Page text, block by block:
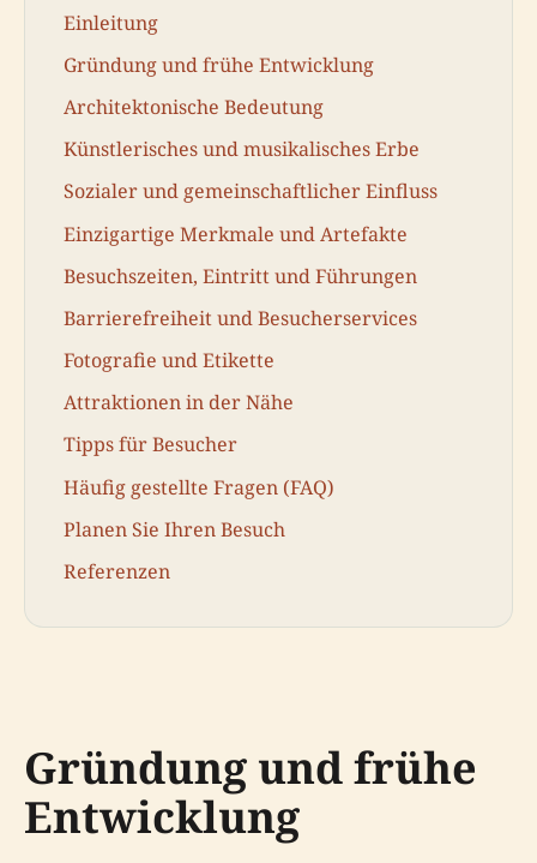
Einleitung
Gründung und frühe Entwicklung
Architektonische Bedeutung
Künstlerisches und musikalisches Erbe
Sozialer und gemeinschaftlicher Einfluss
Einzigartige Merkmale und Artefakte
Besuchszeiten, Eintritt und Führungen
Barrierefreiheit und Besucherservices
Fotografie und Etikette
Attraktionen in der Nähe
Tipps für Besucher
Häufig gestellte Fragen (FAQ)
Planen Sie Ihren Besuch
Referenzen
Gründung und frühe
Entwicklung